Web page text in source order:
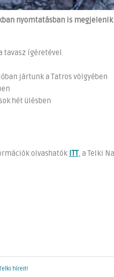
nyomtatásban is megjelenik
tavasz ígéretével
jártunk a Tatros völgyében
hét ülésben
olvashatók ITT, a Telki
híreit!